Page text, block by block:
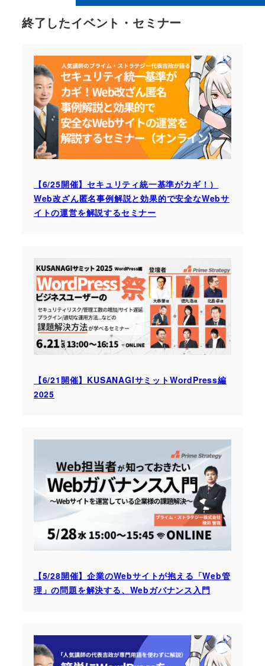
終了したイベント・セミナー
【6/25開催】セキュリティ統一基準がカギ！）
Web改ざん匿名事例解説と効果的で安全なWebサ
イトの運営を解説するセミナー
【6/21開催】KUSANAGIサミットWordPress編
2025
【5/28開催】企業のWebサイトが抱える「Web管
理」の問題を解決する、Webガバナンス入門